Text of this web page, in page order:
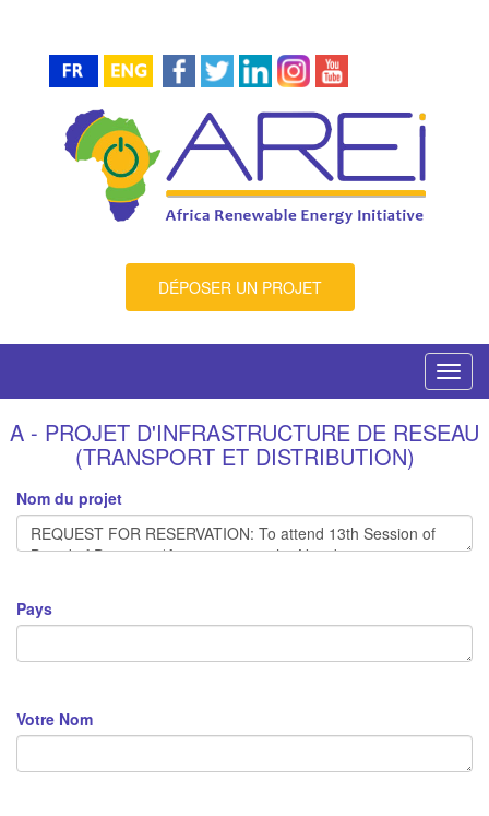
DÉPOSER UN PROJET
A - PROJET D'INFRASTRUCTURE DE RESEAU
(TRANSPORT ET DISTRIBUTION)
Nom du projet
Pays
Votre Nom